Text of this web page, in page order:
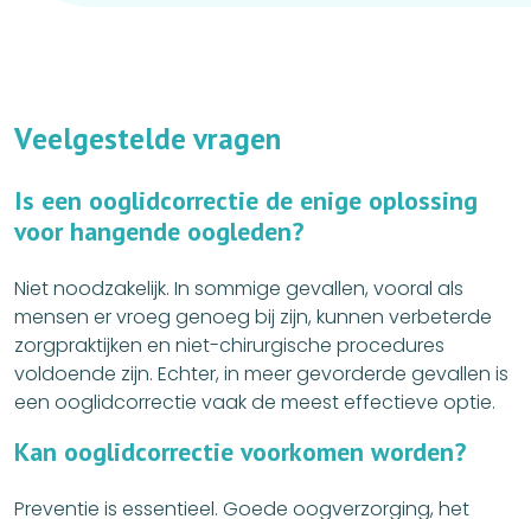
Veelgestelde vragen
Is een ooglidcorrectie de enige oplossing
voor hangende oogleden?
Niet noodzakelijk. In sommige gevallen, vooral als
mensen er vroeg genoeg bij zijn, kunnen verbeterde
zorgpraktijken en niet-chirurgische procedures
voldoende zijn. Echter, in meer gevorderde gevallen is
een ooglidcorrectie vaak de meest effectieve optie.
Kan ooglidcorrectie voorkomen worden?
Preventie is essentieel. Goede oogverzorging, het